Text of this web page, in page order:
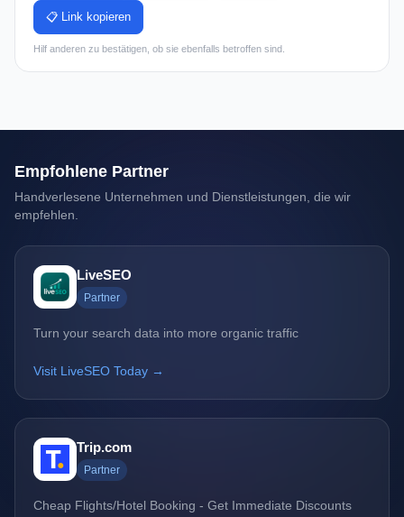
📋 Link kopieren
Hilf anderen zu bestätigen, ob sie ebenfalls betroffen sind.
Empfohlene Partner
Handverlesene Unternehmen und Dienstleistungen, die wir
empfehlen.
LiveSEO
Partner
Turn your search data into more organic traffic
Visit LiveSEO Today →
Trip.com
Partner
Cheap Flights/Hotel Booking - Get Immediate Discounts